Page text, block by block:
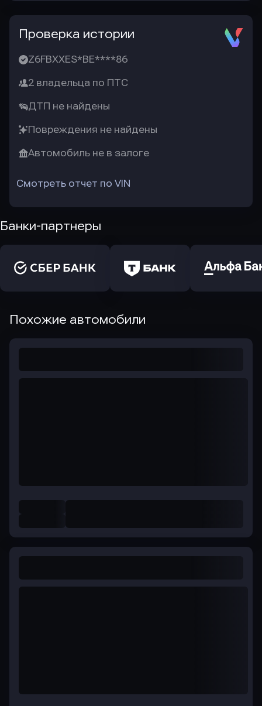
Проверка истории
Z6FBXXES*BE****86
2 владельца по ПТС
ДТП не найдены
Повреждения не найдены
Автомобиль не в залоге
Смотреть отчет по VIN
Банки-партнеры
Похожие автомобили